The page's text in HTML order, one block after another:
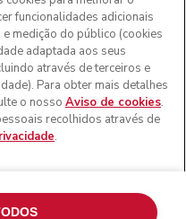
e outros territórios
a nossa equipa de Apoio
de forma a
envio exatos e aplicar a
locais.
funcionalidades adicionais
medição do público (cookies
adaptada aos seus
através de terceiros e
Para obter mais detalhes
o nosso Aviso de cookies.
recolhidos através de
.